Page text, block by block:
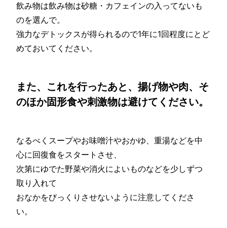
飲み物は飲み物は砂糖・カフェインの入ってないも
のを選んで。
強力なデトックスが得られるので1年に1回程度にとど
めておいてください。
また、これを行ったあと、揚げ物や肉、そ
のほか固形食や刺激物は避けてください。
なるべくスープやお味噌汁やおかゆ、重湯などを中
心に回復食をスタートさせ、
次第にゆでた野菜や消火によいものなどを少しずつ
取り入れて
おなかをびっくりさせないように注意してくださ
い。